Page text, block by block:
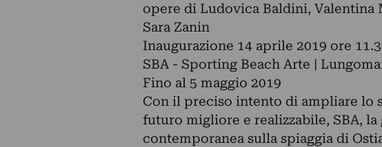
opere di Ludovica Baldini, Valentina
Sara Zanin
Inaugurazione 14 aprile 2019 ore
SBA - Sporting Beach Arte |
Fino al 5 maggio 2019
Con il preciso intento di ampliare lo
futuro migliore e realizzabile, SBA,
contemporanea sulla spiaggia di